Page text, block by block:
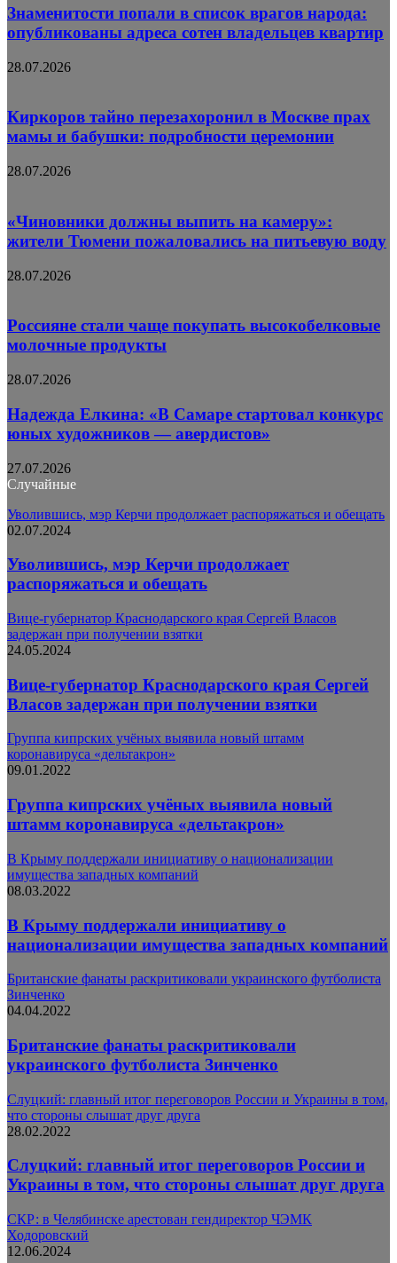
Знаменитости попали в список врагов народа:
опубликованы адреса сотен владельцев квартир
28.07.2026
Киркоров тайно перезахоронил в Москве прах
мамы и бабушки: подробности церемонии
28.07.2026
«Чиновники должны выпить на камеру»:
жители Тюмени пожаловались на питьевую воду
28.07.2026
Россияне стали чаще покупать высокобелковые
молочные продукты
28.07.2026
Надежда Елкина: «В Самаре стартовал конкурс
юных художников — авердистов»
27.07.2026
Случайные
Уволившись, мэр Керчи продолжает распоряжаться и обещать
02.07.2024
Уволившись, мэр Керчи продолжает
распоряжаться и обещать
Вице-губернатор Краснодарского края Сергей Власов
задержан при получении взятки
24.05.2024
Вице-губернатор Краснодарского края Сергей
Власов задержан при получении взятки
Группа кипрских учёных выявила новый штамм
коронавируса «дельтакрон»
09.01.2022
Группа кипрских учёных выявила новый
штамм коронавируса «дельтакрон»
В Крыму поддержали инициативу о национализации
имущества западных компаний
08.03.2022
В Крыму поддержали инициативу о
национализации имущества западных компаний
Британские фанаты раскритиковали украинского футболиста
Зинченко
04.04.2022
Британские фанаты раскритиковали
украинского футболиста Зинченко
Слуцкий: главный итог переговоров России и Украины в том,
что стороны слышат друг друга
28.02.2022
Слуцкий: главный итог переговоров России и
Украины в том, что стороны слышат друг друга
СКР: в Челябинске арестован гендиректор ЧЭМК
Ходоровский
12.06.2024